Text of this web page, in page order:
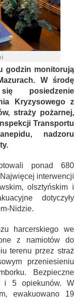
godzin monitorują
W środę
posiedzenie
Kryzysowego z
straży pożarnej,
Transportu
nadzoru
ponad 680
interwencji
olsztyńskim i
dotyczyły
Nidzie.
harcerskiego we
z namiotów do
terenu przez straż
przeniesieniu
Bezpieczne
i 5 opiekunów. W
ewakuowano 19